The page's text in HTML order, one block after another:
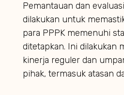
Pemantauan dan
dilakukan untuk
para PPPK memenuhi
ditetapkan. Ini dilakukan
kinerja reguler dan
pihak, termasuk atasan